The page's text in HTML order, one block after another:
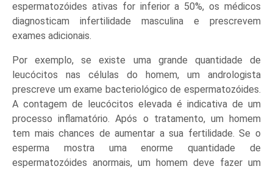
espermatozóides ativas for inferior a 50%, os médicos
diagnosticam infertilidade masculina e prescrevem
exames adicionais.
Por exemplo, se existe uma grande quantidade de
leucócitos nas células do homem, um andrologista
prescreve um exame bacteriológico de espermatozóides.
A contagem de leucócitos elevada é indicativa de um
processo inflamatório. Após o tratamento, um homem
tem mais chances de aumentar a sua fertilidade. Se o
esperma mostra uma enorme quantidade de
espermatozóides anormais, um homem deve fazer um